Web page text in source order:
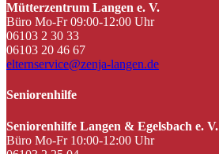
Mütterzentrum Langen e. V.
Büro Mo-Fr 09:00-12:00 Uhr
06103 2 30 33
06103 20 46 67
elternservice@zenja-langen.de
Seniorenhilfe
Seniorenhilfe Langen & Egelsbach e. V.
Büro Mo-Fr 10:00-12:00 Uhr